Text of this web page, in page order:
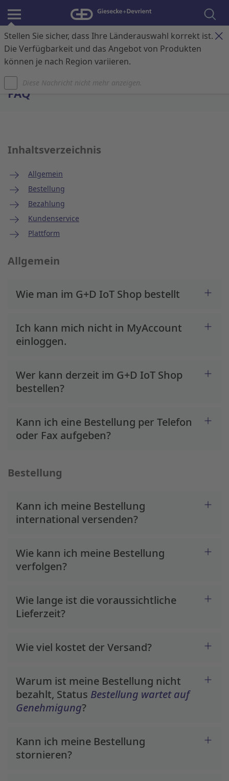
Stellen Sie sicher, dass Ihre Länderauswahl korrekt ist.
Die Verfügbarkeit und das Angebot von Produkten
können je nach Region variieren.
Diese Nachricht nicht mehr anzeigen.
Anmelden Kontakt Warenkorb
FAQ
Inhaltsverzeichnis
Allgemein
Bestellung
Bezahlung
Kundenservice
Plattform
Allgemein
Wie man im G+D IoT Shop bestellt
Ich kann mich nicht in MyAccount
einloggen.
Wer kann derzeit im G+D IoT Shop
bestellen?
Kann ich eine Bestellung per Telefon
oder Fax aufgeben?
Bestellung
Kann ich meine Bestellung
international versenden?
Wie kann ich meine Bestellung
verfolgen?
Wie lange ist die voraussichtliche
Lieferzeit?
Wie viel kostet der Versand?
Warum ist meine Bestellung nicht
bezahlt, Status Bestellung wartet auf
Genehmigung?
Kann ich meine Bestellung
stornieren?